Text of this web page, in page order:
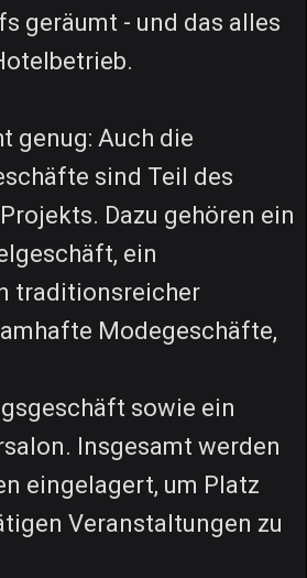
geräumt - und das alles
genug: Auch die
sind Teil des
Dazu gehören ein
ein
traditionsreicher
Modegeschäfte,
sowie ein
Insgesamt werden
eingelagert, um Platz
Veranstaltungen zu